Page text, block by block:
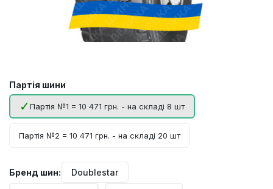
Партія шини
Партія №1 = 10 471 грн. - на складі 8 шт
Партія №2 = 10 471 грн. - на складі 20 шт
Бренд шин: Doublestar